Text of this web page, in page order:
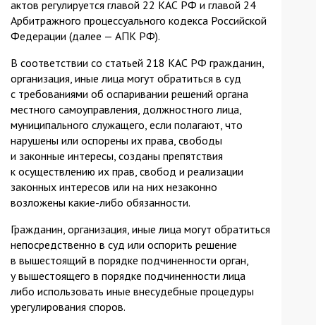
актов регулируется главой 22 КАС РФ и главой 24
Арбитражного процессуального кодекса Российской
Федерации (далее — АПК РФ).
В соответствии со статьей 218 КАС РФ гражданин,
организация, иные лица могут обратиться в суд
с требованиями об оспаривании решений органа
местного самоуправления, должностного лица,
муниципального служащего, если полагают, что
нарушены или оспорены их права, свободы
и законные интересы, созданы препятствия
к осуществлению их прав, свобод и реализации
законных интересов или на них незаконно
возложены какие-либо обязанности.
Гражданин, организация, иные лица могут обратиться
непосредственно в суд или оспорить решение
в вышестоящий в порядке подчиненности орган,
у вышестоящего в порядке подчиненности лица
либо использовать иные внесудебные процедуры
урегулирования споров.